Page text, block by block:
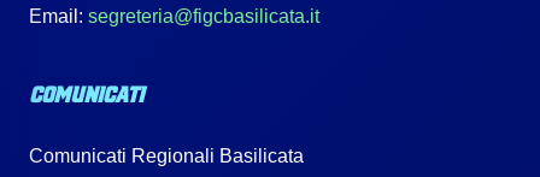
Email: segreteria@figcbasilicata.it
COMUNICATI
Comunicati Regionali Basilicata